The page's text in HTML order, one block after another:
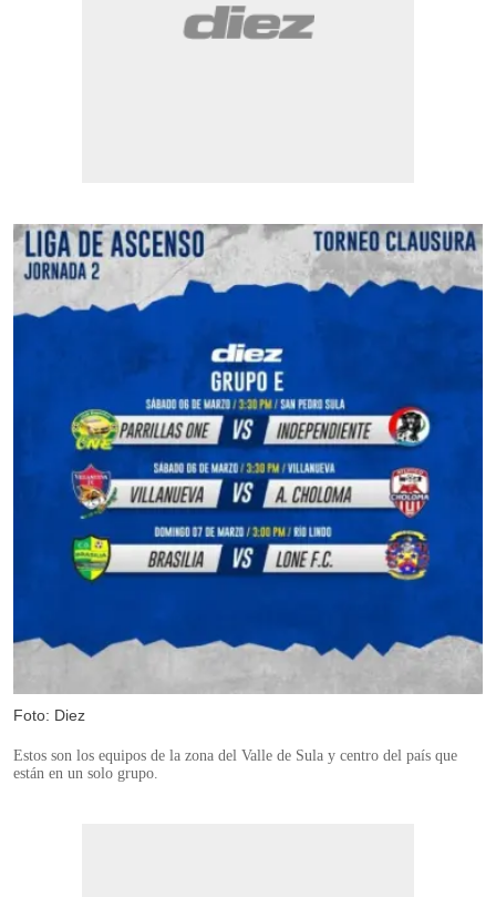
Foto: Diez
Estos son los equipos de la zona del Valle de Sula y centro del país que
están en un solo grupo.